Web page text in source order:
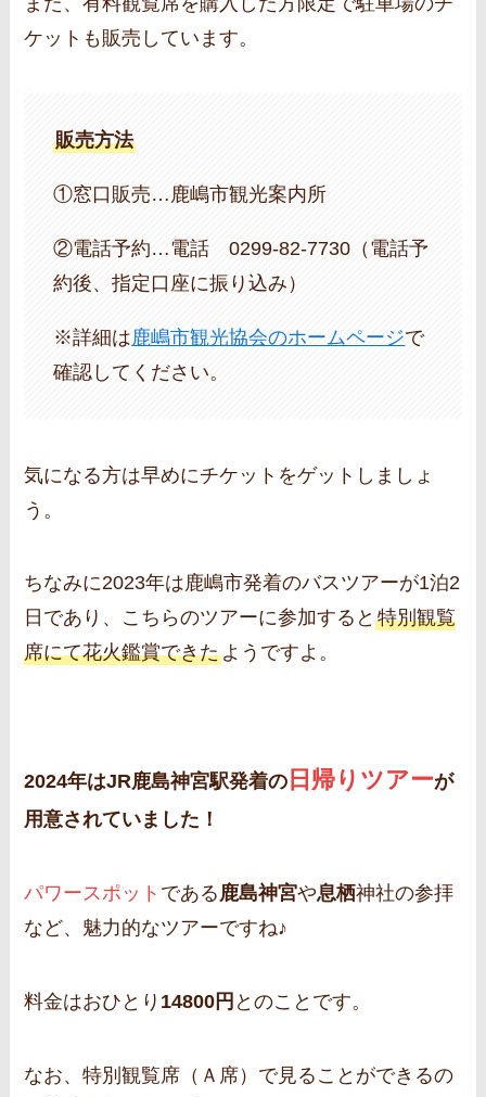
ケットも販売しています。
販売方法
①窓口販売…鹿嶋市観光案内所
②電話予約…電話 0299‐82‐7730（電話予
約後、指定口座に振り込み）
※詳細は鹿嶋市観光協会のホームページで
確認してください。
気になる方は早めにチケットをゲットしましょ
う。
ちなみに2023年は鹿嶋市発着のバスツアーが1泊2
日であり、こちらのツアーに参加すると特別観覧
席にて花火鑑賞できたようですよ。
2024年はJR鹿島神宮駅発着の 日帰りツアーが
用意されていました！
パワースポット である 鹿島神宮や息栖神社の参拝
など、魅力的なツアーですね♪
料金はおひとり 14800円 とのことです。
なお、特別観覧席（Ａ席）で見ることができるの